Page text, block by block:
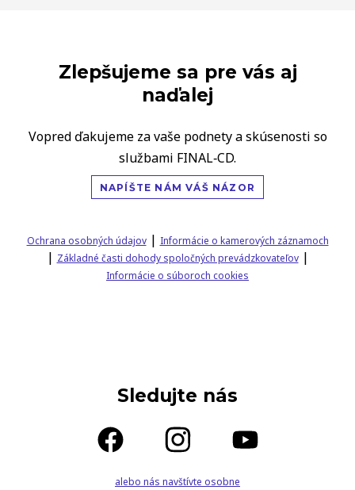
Zlepšujeme sa pre vás aj
naďalej
Vopred ďakujeme za vaše podnety a skúsenosti so
službami FINAL‑CD.
NAPÍŠTE NÁM VÁŠ NÁZOR
Ochrana osobných údajov| Informácie o kamerových záznamoch
| Základné časti dohody spoločných prevádzkovateľov|
Informácie o súboroch cookies
Sledujte nás
alebo nás navštívte osobne